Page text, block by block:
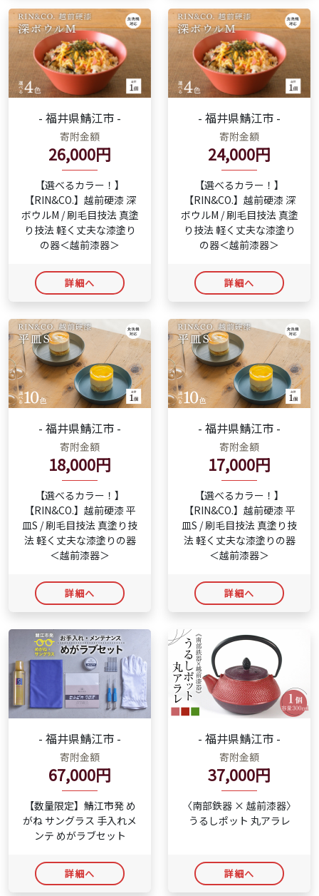
- 福井県鯖江市 -
寄附金額
26,000円
【選べるカラー！】
【RIN&CO.】越前硬漆 深
ボウルM / 刷毛目技法 真塗
り技法 軽く丈夫な漆塗り
の器＜越前漆器＞
詳細へ
- 福井県鯖江市 -
寄附金額
24,000円
【選べるカラー！】
【RIN&CO.】越前硬漆 深
ボウルM / 刷毛目技法 真塗
り技法 軽く丈夫な漆塗り
の器＜越前漆器＞
詳細へ
- 福井県鯖江市 -
寄附金額
18,000円
【選べるカラー！】
【RIN&CO.】越前硬漆 平
皿S / 刷毛目技法 真塗り技
法 軽く丈夫な漆塗りの器
＜越前漆器＞
詳細へ
- 福井県鯖江市 -
寄附金額
17,000円
【選べるカラー！】
【RIN&CO.】越前硬漆 平
皿S / 刷毛目技法 真塗り技
法 軽く丈夫な漆塗りの器
＜越前漆器＞
詳細へ
- 福井県鯖江市 -
寄附金額
67,000円
【数量限定】鯖江市発 め
がね サングラス 手入れメ
ンテ めがラブセット
詳細へ
- 福井県鯖江市 -
寄附金額
37,000円
〈南部鉄器 × 越前漆器〉
うるしポット 丸アラレ
詳細へ